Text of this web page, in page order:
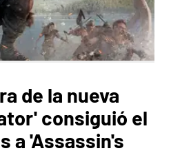
de la nueva
consiguió el
a 'Assassin's